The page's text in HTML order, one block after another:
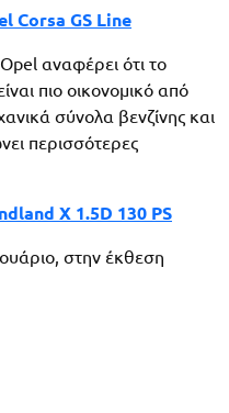
Corsa GS Line
αναφέρει ότι το
πιο οικονομικό από
σύνολα βενζίνης και
περισσότερες
X 1.5D 130 PS
στην έκθεση